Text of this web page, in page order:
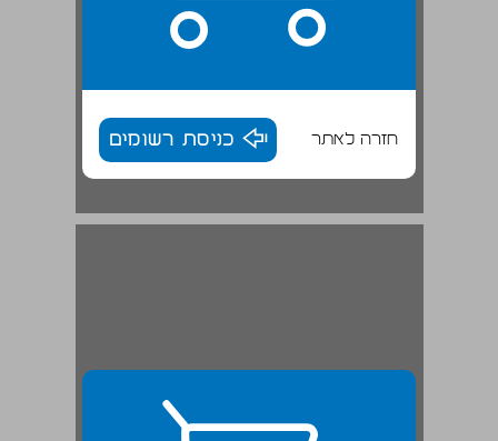
חזרה לאתר כניסת רשומים